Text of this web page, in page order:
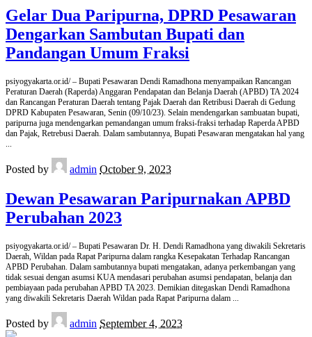
Gelar Dua Paripurna, DPRD Pesawaran
Dengarkan Sambutan Bupati dan
Pandangan Umum Fraksi
psiyogyakarta.or.id/ – Bupati Pesawaran Dendi Ramadhona menyampaikan Rancangan
Peraturan Daerah (Raperda) Anggaran Pendapatan dan Belanja Daerah (APBD) TA 2024
dan Rancangan Peraturan Daerah tentang Pajak Daerah dan Retribusi Daerah di Gedung
DPRD Kabupaten Pesawaran, Senin (09/10/23). Selain mendengarkan sambuatan bupati,
paripurna juga mendengarkan pemandangan umum fraksi-fraksi terhadap Raperda APBD
dan Pajak, Retrebusi Daerah. Dalam sambutannya, Bupati Pesawaran mengatakan hal yang
...
Posted by admin October 9, 2023
Dewan Pesawaran Paripurnakan APBD
Perubahan 2023
psiyogyakarta.or.id/ – Bupati Pesawaran Dr. H. Dendi Ramadhona yang diwakili Sekretaris
Daerah, Wildan pada Rapat Paripurna dalam rangka Kesepakatan Terhadap Rancangan
APBD Perubahan. Dalam sambutannya bupati mengatakan, adanya perkembangan yang
tidak sesuai dengan asumsi KUA mendasari perubahan asumsi pendapatan, belanja dan
pembiayaan pada perubahan APBD TA 2023. Demikian ditegaskan Dendi Ramadhona
yang diwakili Sekretaris Daerah Wildan pada Rapat Paripurna dalam ...
Posted by admin September 4, 2023